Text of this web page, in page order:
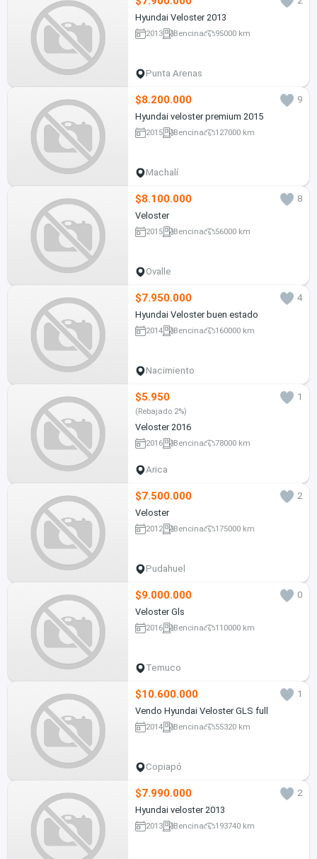
Hyundai Veloster 2013
2013 Bencina 95000 km
Punta Arenas
$8.200.000
9
Hyundai veloster premium 2015
2015 Bencina 127000 km
Machalí
$8.100.000
8
Veloster
2015 Bencina 56000 km
Ovalle
$7.950.000
4
Hyundai Veloster buen estado
2014 Bencina 160000 km
Nacimiento
$5.950 1
(Rebajado 2%)
Veloster 2016
2016 Bencina 78000 km
Arica
$7.500.000
2
Veloster
2012 Bencina 175000 km
Pudahuel
$9.000.000
0
Veloster Gls
2016 Bencina 110000 km
Temuco
$10.600.000
1
Vendo Hyundai Veloster GLS full
2014 Bencina 55320 km
Copiapó
$7.990.000
2
Hyundai veloster 2013
2013 Bencina 193740 km